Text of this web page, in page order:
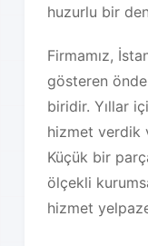
huzurlu bir
Firmamız,
gösteren
biridir. Yıllar
hizmet verdik
Küçük bir
ölçekli
hizmet